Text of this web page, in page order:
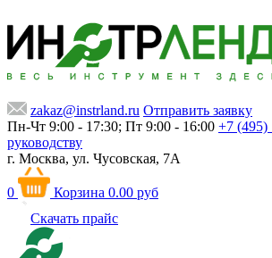
zakaz@instrland.ru Отправить заявку
Пн-Чт 9:00 - 17:30; Пт 9:00 - 16:00 +7 (495)
руководству
г. Москва, ул. Чусовская, 7А
0 Корзина 0.00 руб
Скачать прайс